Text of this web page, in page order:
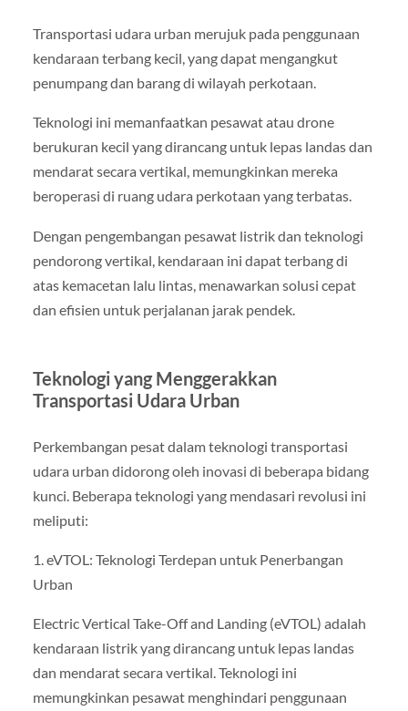
Transportasi udara urban merujuk pada penggunaan
kendaraan terbang kecil, yang dapat mengangkut
penumpang dan barang di wilayah perkotaan.
Teknologi ini memanfaatkan pesawat atau drone
berukuran kecil yang dirancang untuk lepas landas dan
mendarat secara vertikal, memungkinkan mereka
beroperasi di ruang udara perkotaan yang terbatas.
Dengan pengembangan pesawat listrik dan teknologi
pendorong vertikal, kendaraan ini dapat terbang di
atas kemacetan lalu lintas, menawarkan solusi cepat
dan efisien untuk perjalanan jarak pendek.
Teknologi yang Menggerakkan
Transportasi Udara Urban
Perkembangan pesat dalam teknologi transportasi
udara urban didorong oleh inovasi di beberapa bidang
kunci. Beberapa teknologi yang mendasari revolusi ini
meliputi:
1. eVTOL: Teknologi Terdepan untuk Penerbangan
Urban
Electric Vertical Take-Off and Landing (eVTOL) adalah
kendaraan listrik yang dirancang untuk lepas landas
dan mendarat secara vertikal. Teknologi ini
memungkinkan pesawat menghindari penggunaan